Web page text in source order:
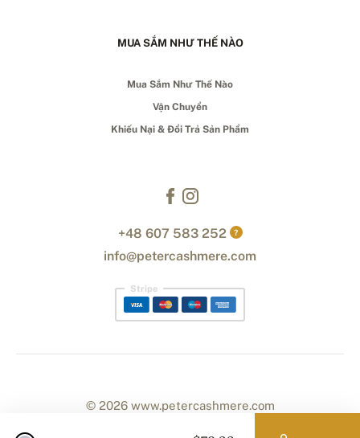
MUA SẮM NHƯ THẾ NÀO
Mua Sắm Như Thế Nào
Vận Chuyển
Khiếu Nại & Đổi Trả Sản Phẩm
+48 607 583 252 ?
info@petercashmere.com
Stripe
© 2026 www.petercashmere.com